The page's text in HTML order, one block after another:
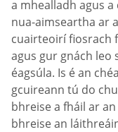
a mhealladh agus
nua-aimseartha ar
cuairteoirí fiosrach
agus gur gnách leo
éagsúla. Is é an
gcuireann tú do
bhreise a fháil ar
bhreise an